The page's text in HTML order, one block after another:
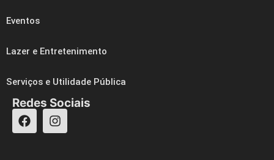
Eventos
Lazer e Entretenimento
Serviços e Utilidade Pública
Redes Sociais